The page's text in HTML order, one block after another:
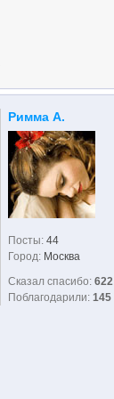
Римма А.
Посты: 44
Город: Москва
Сказал спасибо: 622
Поблагодарили: 145